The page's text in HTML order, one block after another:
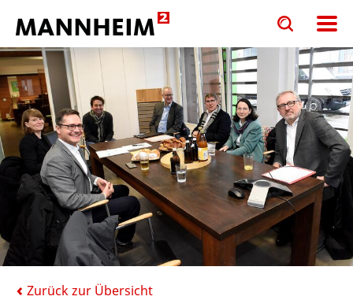
Toggle
search
input
form
Toggle
search
input
Zurück zur Übersicht